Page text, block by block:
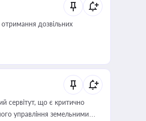
дозвільних
сервітут, що є критично
управління земельними